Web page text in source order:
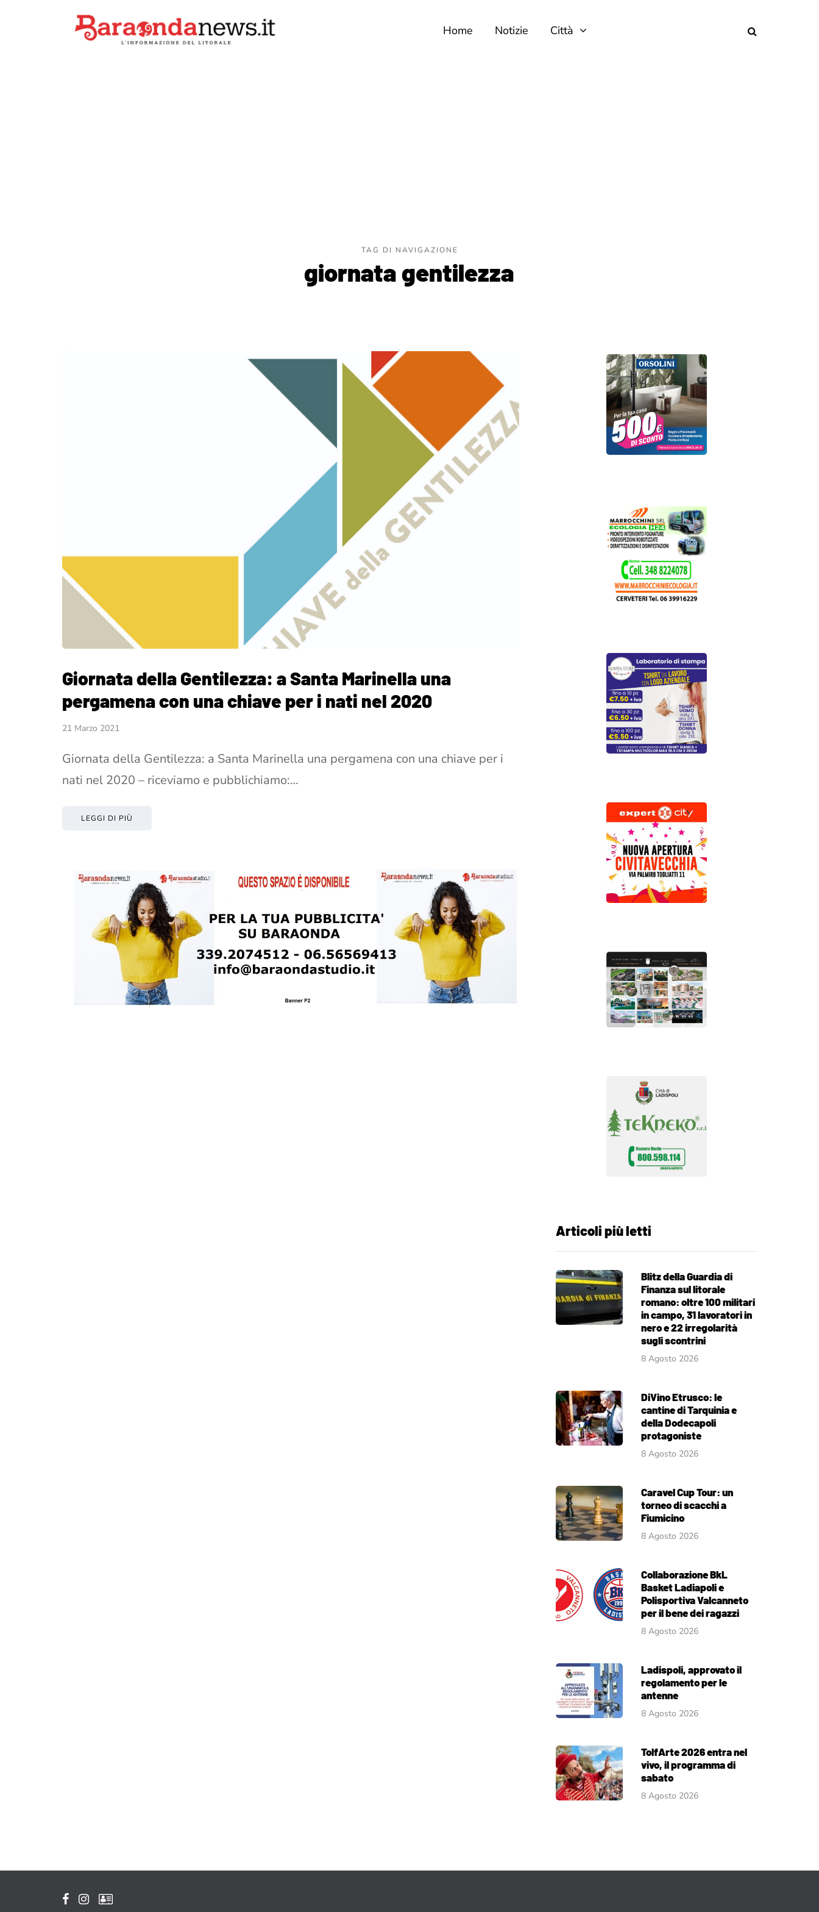
Home Notizie Città
TAG DI NAVIGAZIONE
giornata gentilezza
Giornata della Gentilezza: a Santa Marinella una
pergamena con una chiave per i nati nel 2020
21 Marzo 2021
Giornata della Gentilezza: a Santa Marinella una pergamena con una chiave per i
nati nel 2020 – riceviamo e pubblichiamo:…
LEGGI DI PIÙ
Articoli più letti
Blitz della Guardia di
Finanza sul litorale
romano: oltre 100 militari
in campo, 31 lavoratori in
nero e 22 irregolarità
sugli scontrini
8 Agosto 2026
DiVino Etrusco: le
cantine di Tarquinia e
della Dodecapoli
protagoniste
8 Agosto 2026
Caravel Cup Tour: un
torneo di scacchi a
Fiumicino
8 Agosto 2026
Collaborazione BkL
Basket Ladiapoli e
Polisportiva Valcanneto
per il bene dei ragazzi
8 Agosto 2026
Ladispoli, approvato il
regolamento per le
antenne
8 Agosto 2026
TolfArte 2026 entra nel
vivo, il programma di
sabato
8 Agosto 2026